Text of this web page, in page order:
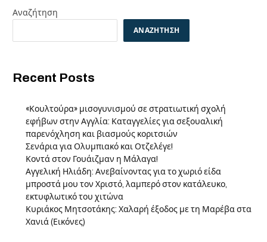
Αναζήτηση
ΑΝΑΖΉΤΗΣΗ
Recent Posts
«Κουλτούρα» μισογυνισμού σε στρατιωτική σχολή
εφήβων στην Αγγλία: Καταγγελίες για σεξουαλική
παρενόχληση και βιασμούς κοριτσιών
Σενάρια για Ολυμπιακό και Οτζελέγε!
Κοντά στον Γουάιζμαν η Μάλαγα!
Αγγελική Ηλιάδη: Ανεβαίνοντας για το χωριό είδα
μπροστά μου τον Χριστό, λαμπερό στον κατάλευκο,
εκτυφλωτικό του χιτώνα
Κυριάκος Μητσοτάκης: Χαλαρή έξοδος με τη Μαρέβα στα
Χανιά (Εικόνες)